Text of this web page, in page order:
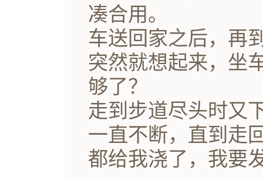
凑合用。
车送回家之后，再
突然就想起来，坐
够了？
走到步道尽头时又
一直不断，直到走
都给我浇了，我要